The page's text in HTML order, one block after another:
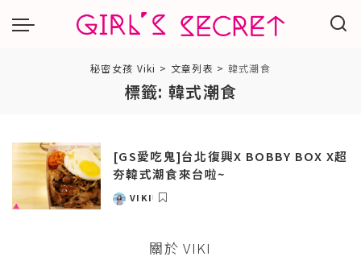
秘密女孩 Viki > 文章列表 > 韓式潮食
標籤: 韓式潮食
[GS愛吃鬼]台北復興X BOBBY BOX X超
夯韓式潮食來台啦~
POSTED
VIKI
關於 VIKI